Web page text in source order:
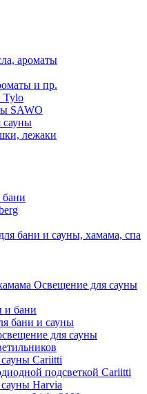
ароматы
и пр.
Tylo
SAWO
сауны
лежаки
бани и сауны, хамама, спа
Освещение для сауны
и бани
бани и сауны
для сауны
Cariitti
подсветкой Cariitti
Harvia